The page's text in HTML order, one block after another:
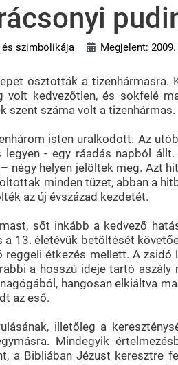
szimbolikája Megjelent:
osztották a
kedvezőtlen, és sokfelé
szent száma volt a tizenhármas.
isten uralkodott. Az
- egy ráadás napból
négy helyen jelöltek meg. Azt
minden tüzet, abban a
az új évszázad kezdetét.
sőt inkább a kedvező
13. életévük betöltését
étkezés mellett. A
a hosszú ideje tartó
hangosan elkiáltva
az eső.
illetőleg a
Mindegyik
a Bibliában Jézust keresztre